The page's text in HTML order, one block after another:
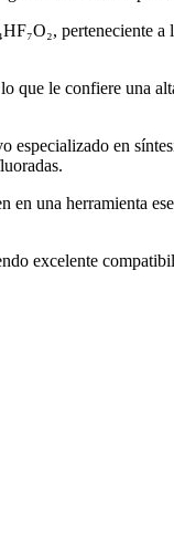
perteneciente
que le confiere una
en
una herramienta
excelente